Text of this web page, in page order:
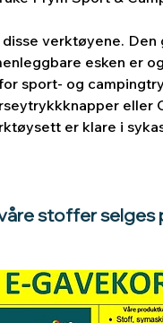
verktøyene. Den
esken er
sport- og
eller
er klare i
stoffer selges